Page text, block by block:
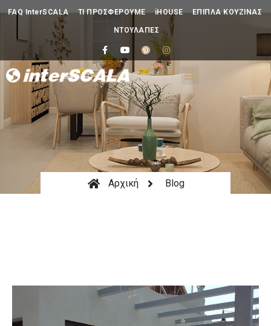
FAQ InterSCALA ΤΙ ΠΡΟΣΦΕΡΟΥΜΕ iHOUSE ΕΠΙΠΛΑ ΚΟΥΖΙΝΑΣ
ΝΤΟΥΛΑΠΕΣ
Αρχική Blog